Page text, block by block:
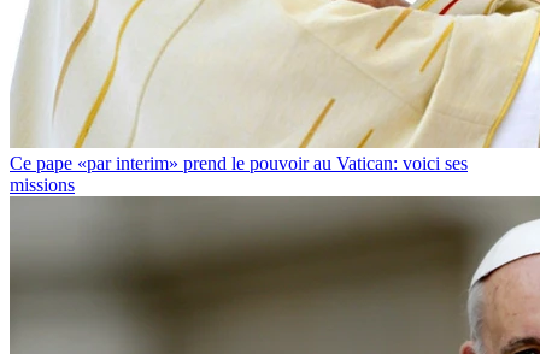
Ce pape «par interim» prend le pouvoir au Vatican: voici ses
missions